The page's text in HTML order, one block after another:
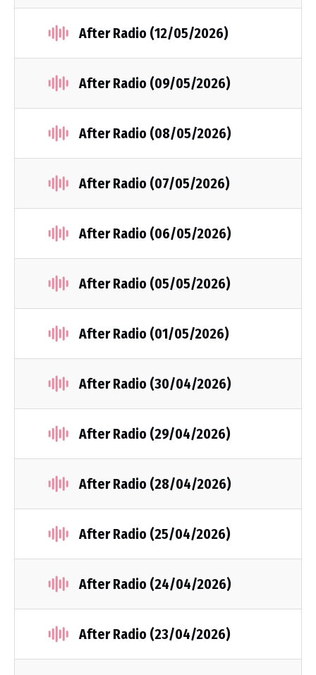
After Radio (12/05/2026)
After Radio (09/05/2026)
After Radio (08/05/2026)
After Radio (07/05/2026)
After Radio (06/05/2026)
After Radio (05/05/2026)
After Radio (01/05/2026)
After Radio (30/04/2026)
After Radio (29/04/2026)
After Radio (28/04/2026)
After Radio (25/04/2026)
After Radio (24/04/2026)
After Radio (23/04/2026)